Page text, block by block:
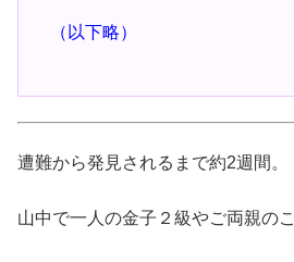
（以下略）
遭難から発見されるまで約2週間。
山中で一人の金子２級やご両親の